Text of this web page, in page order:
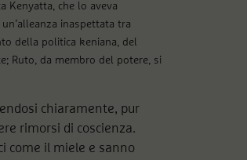
Kenyatta, che lo aveva
inaspettata tra
della politica keniana, del
Ruto, da membro del potere, si
chiaramente, pur
rimorsi di coscienza.
come il miele e sanno